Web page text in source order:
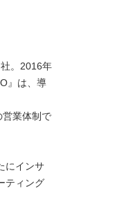
。2016年
』は、導
営業体制で
にインサ
ティング